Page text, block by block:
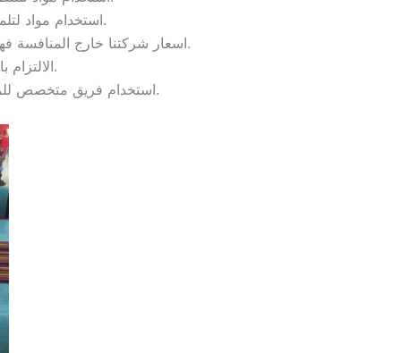
استخدام مواد لتلميع الأثاث والزجاج والأرضيات ومعطرات من أحسن الأنواع المتواجدة في الأسواق.
اسعار شركتنا خارج المنافسة فهي تقوم بتقديم الخدمات بأفضل الأسعار على مستوى شركات التنظيف وبنتائج فعالة مئة بالمئة.
الالتزام بالمواعيد مع سرعة الاستجابة للحجوزات وإتقان العمل ومصداقية التعامل.
استخدام فريق متخصص للمعاينة قبل تنفيذ الخدمة والاتفاق على الأسعار والتخطيط الكلي لخطوات واحتياجات العمل.